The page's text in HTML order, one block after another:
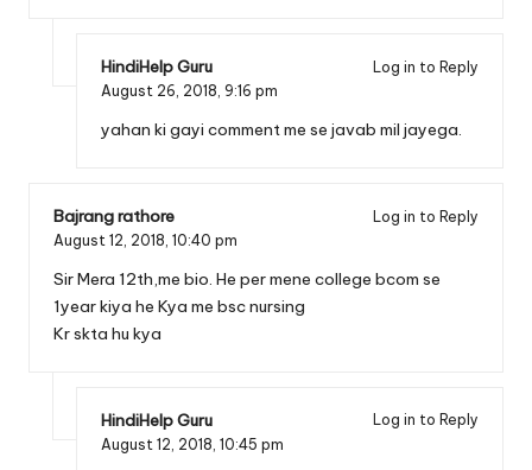
HindiHelp Guru
Log in to Reply
August 26, 2018, 9:16 pm
yahan ki gayi comment me se javab mil jayega.
Bajrang rathore
Log in to Reply
August 12, 2018, 10:40 pm
Sir Mera 12th,me bio. He per mene college bcom se
1year kiya he Kya me bsc nursing
Kr skta hu kya
HindiHelp Guru
Log in to Reply
August 12, 2018, 10:45 pm